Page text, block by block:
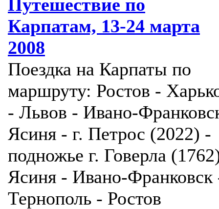
Путешествие по
Карпатам, 13-24 марта
2008
Поездка на Карпаты по
маршруту: Ростов -
- Львов - Ивано-
Ясиня - г. Петрос (2022) -
подножье г. Говерла
Ясиня - Ивано-Франковск
Тернополь - Ростов